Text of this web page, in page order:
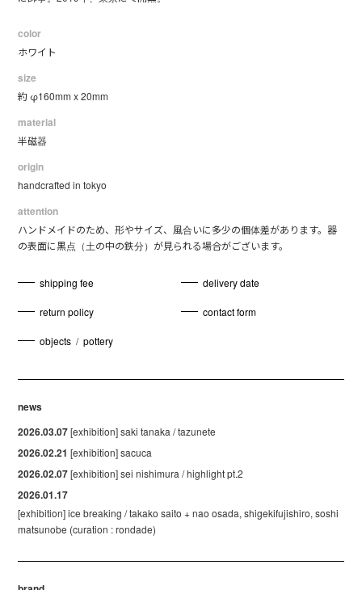
color
ホワイト
size
約 φ160mm x 20mm
material
半磁器
origin
handcrafted in tokyo
attention
ハンドメイドのため、形やサイズ、風合いに多少の個体差があります。器
の表面に黒点（土の中の鉄分）が見られる場合がございます。
shipping fee delivery date
return policy contact form
objects / pottery
news
2026.03.07[exhibition] saki tanaka / tazunete
2026.02.21 [exhibition] sacuca
2026.02.07[exhibition] sei nishimura / highlight pt.2
2026.01.17
[exhibition] ice breaking / takako saito + nao osada, shigekifujishiro, soshi
matsunobe (curation : rondade)